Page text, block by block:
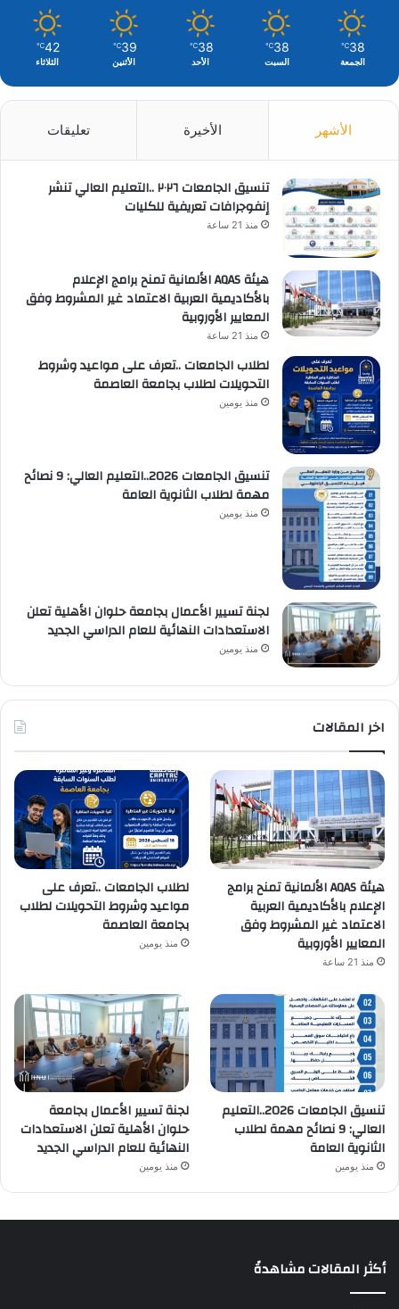
38
℃
الجمعة
38
℃
السبت
38
℃
الأحد
39
℃
الأثنين
42
℃
الثلاثاء
الأشهر الأخيرة تعليقات
تنسيق الجامعات ٢٠٢٦ ..التعليم العالي تنشر
إنفوجرافات تعريفية للكليات
منذ 21 ساعة
هيئة AQAS الألمانية تمنح برامج الإعلام
بالأكاديمية العربية الاعتماد غير المشروط وفق
المعايير الأوروبية
منذ 21 ساعة
لطلاب الجامعات ..تعرف على مواعيد وشروط
التحويلات لطلاب بجامعة العاصمة
منذ يومين
تنسيق الجامعات 2026..التعليم العالي: 9 نصائح
مهمة لطلاب الثانوية العامة
منذ يومين
لجنة تسيير الأعمال بجامعة حلوان الأهلية تعلن
الاستعدادات النهائية للعام الدراسي الجديد
منذ يومين
اخر المقالات
هيئة AQAS الألمانية تمنح برامج
الإعلام بالأكاديمية العربية
الاعتماد غير المشروط وفق
المعايير الأوروبية
منذ 21 ساعة
لطلاب الجامعات ..تعرف على
مواعيد وشروط التحويلات لطلاب
بجامعة العاصمة
منذ يومين
تنسيق الجامعات 2026..التعليم
العالي: 9 نصائح مهمة لطلاب
الثانوية العامة
منذ يومين
لجنة تسيير الأعمال بجامعة
حلوان الأهلية تعلن الاستعدادات
النهائية للعام الدراسي الجديد
منذ يومين
أكثر المقالات مشاهدةً